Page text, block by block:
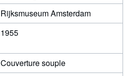
Rijksmuseum Amsterdam
1955
Couverture souple